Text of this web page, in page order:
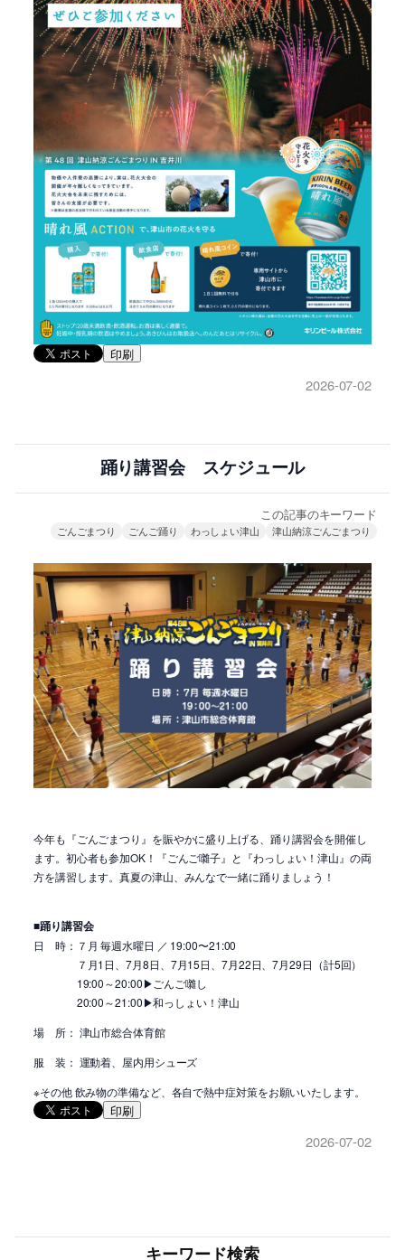
印刷
2026-07-02
踊り講習会 スケジュール
この記事のキーワード
ごんごまつり ごんご踊り わっしょい津山 津山納涼ごんごまつり
今年も『ごんごまつり』を賑やかに盛り上げる、踊り講習会を開催し
ます。初心者も参加OK！『ごんご囃子』と『わっしょい！津山』の両
方を講習します。真夏の津山、みんなで一緒に踊りましょう！
■踊り講習会
日 時：７月 毎週水曜日 ／ 19:00〜21:00
７月1日、7月8日、7月15日、7月22日、7月29日（計5回）
19:00～20:00▶ごんご囃し
20:00～21:00▶和っしょい！津山
場 所： 津山市総合体育館
服 装： 運動着、屋内用シューズ
※その他 飲み物の準備など、各自で熱中症対策をお願いいたします。
印刷
2026-07-02
キーワード検索